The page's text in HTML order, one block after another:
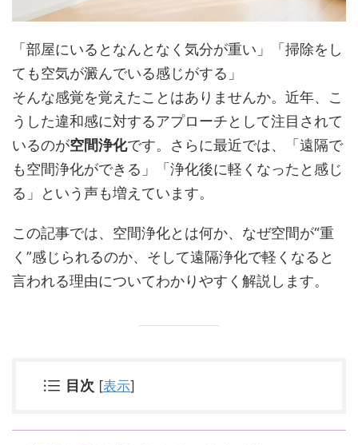
「部屋にいるとなんとなく気分が重い」「掃除をし
ても空気が澱んでいる感じがする」
そんな感覚を覚えたことはありませんか。近年、こ
うした違和感に対するアプローチとして注目されて
いるのが空間浄化です。さらに最近では、「遠隔で
も空間浄化ができる」「浄化後に軽くなったと感じ
る」という声も増えています。
この記事では、空間浄化とは何か、なぜ空間が“重
く”感じられるのか、そして遠隔浄化で軽くなると
言われる理由についてわかりやすく解説します。
目次 [表示]